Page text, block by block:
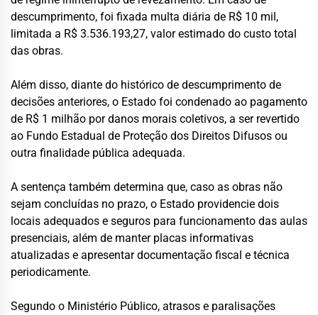
descumprimento, foi fixada multa diária de R$ 10 mil,
limitada a R$ 3.536.193,27, valor estimado do custo total
das obras.
Além disso, diante do histórico de descumprimento de
decisões anteriores, o Estado foi condenado ao pagamento
de R$ 1 milhão por danos morais coletivos, a ser revertido
ao Fundo Estadual de Proteção dos Direitos Difusos ou
outra finalidade pública adequada.
A sentença também determina que, caso as obras não
sejam concluídas no prazo, o Estado providencie dois
locais adequados e seguros para funcionamento das aulas
presenciais, além de manter placas informativas
atualizadas e apresentar documentação fiscal e técnica
periodicamente.
Segundo o Ministério Público, atrasos e paralisações